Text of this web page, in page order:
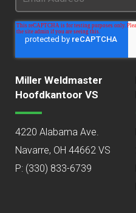
Miller Weldmaster
Hoofdkantoor VS
4220 Alabama Ave.
Navarre, OH 44662 VS
P: (330) 833-6739